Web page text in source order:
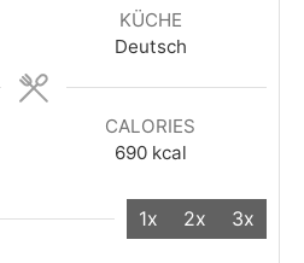
KÜCHE
Deutsch
CALORIES
690 kcal
1x 2x 3x